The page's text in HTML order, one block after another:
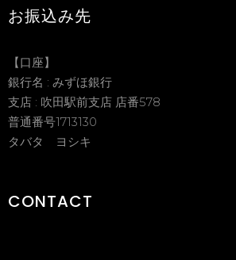
お振込み先
【口座】
銀行名 : みずほ銀行
支店 : 吹田駅前支店 店番578
普通番号1713130
タバタ ヨシキ
CONTACT